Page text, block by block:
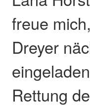
freue
Dreyer
Rettung